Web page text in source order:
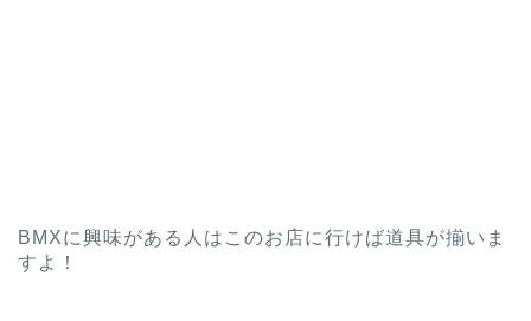
BMXに興味がある人はこのお店に行けば道具が揃いま
すよ！